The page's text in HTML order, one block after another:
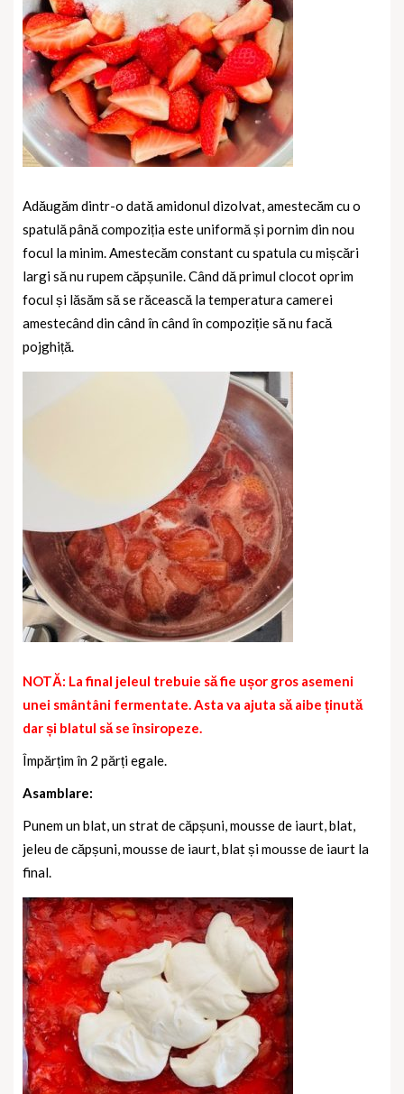
Adăugăm dintr-o dată amidonul dizolvat, amestecăm cu o
spatulă până compoziția este uniformă și pornim din nou
focul la minim. Amestecăm constant cu spatula cu mișcări
largi să nu rupem căpșunile. Când dă primul clocot oprim
focul și lăsăm să se răcească la temperatura camerei
amestecând din când în când în compoziție să nu facă
pojghiță.
NOTĂ: La final jeleul trebuie să fie ușor gros asemeni
unei smântâni fermentate. Asta va ajuta să aibe ținută
dar și blatul să se însiropeze.
Împărțim în 2 părți egale.
Asamblare:
Punem un blat, un strat de căpșuni, mousse de iaurt, blat,
jeleu de căpșuni, mousse de iaurt, blat și mousse de iaurt la
final.